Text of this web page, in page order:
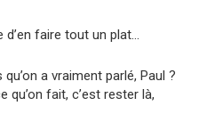
d’en faire tout un plat…
a vraiment parlé, Paul ?
qu’on fait, c’est rester là,